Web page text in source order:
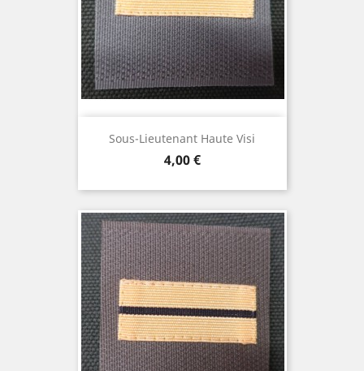
Sous-Lieutenant Haute Visi
Prix
4,00 €